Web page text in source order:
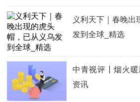
义利天下｜春晚出
发到全球_精选
中青视评丨烟火
资讯